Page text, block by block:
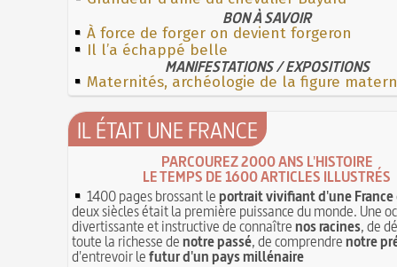
BON À SAVOIR
À force de forger on devient forgeron
Il l’a échappé belle
MANIFESTATIONS / EXPOSITIONS
Maternités, archéologie de la figure
IL ÉTAIT UNE FRANCE
PARCOUREZ 2000 ANS L'HISTOIRE
LE TEMPS DE 1600 ARTICLES ILLUSTRÉS
1400 pages brossant leportrait vivifiant d'une France
deux siècles était la première puissance du monde. Une
divertissante et instructive de connaîtrenos racines, de
toute la richesse denotre passé, de comprendrenotre
d'entrevoir lefutur d'un pays millénaire